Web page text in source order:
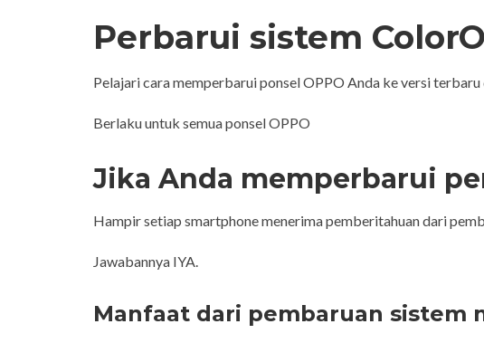
Perbarui sistem
Pelajari cara memperbarui ponsel OPPO Anda ke versi
Berlaku untuk semua ponsel OPPO
Jika Anda memperbarui
Hampir setiap smartphone menerima pemberitahuan dari
Jawabannya IYA.
Manfaat dari pembaruan sistem